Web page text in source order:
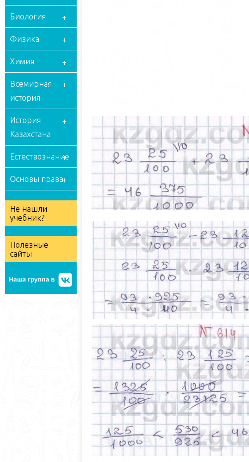
Биология
Физика
Химия
Всемирная
история
История
Казахстана
Естествознание
Основы права
Не нашли
учебник?
Полезные
сайты